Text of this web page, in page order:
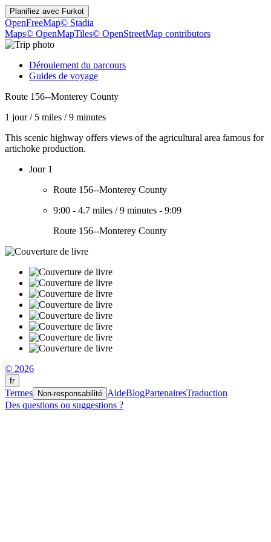
Planifiez avec Furkot
OpenFreeMap© Stadia
Maps© OpenMapTiles© OpenStreetMap contributors
Déroulement du parcours
Guides de voyage
Route 156--Monterey County
1 jour/ 5 miles /9 minutes
This scenic highway offers views of the agricultural area famous for
artichoke production.
Jour 1
Route 156--Monterey County
9:00 - 4.7 miles /9 minutes - 9:09
Route 156--Monterey County
© 2026
fr
Termes Non-responsabilité AideBlogPartenairesTraduction
Des questions ou suggestions ?